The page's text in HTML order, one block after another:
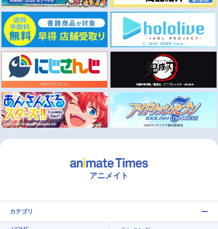
アニメイト
カテゴリ